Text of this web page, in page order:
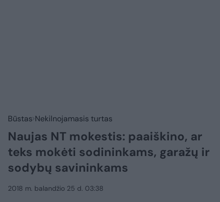
Būstas Nekilnojamasis turtas
Naujas NT mokestis: paaiškino, ar
teks mokėti sodininkams, garažų ir
sodybų savininkams
2018 m. balandžio 25 d. 03:38